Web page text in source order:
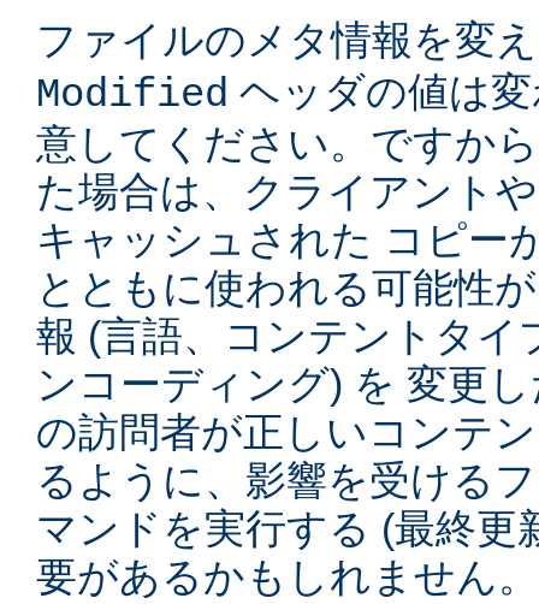
ファイルのメタ情報を変
Modified ヘッダの値は
意してください。ですか
た場合は、クライアント
キャッシュされた コピー
とともに使われる可能性
報 (言語、コンテントタイ
ンコーディング) を 変更
の訪問者が正しいコンテ
るように、影響を受ける
マンドを実行する (最終更
要があるかもしれません。